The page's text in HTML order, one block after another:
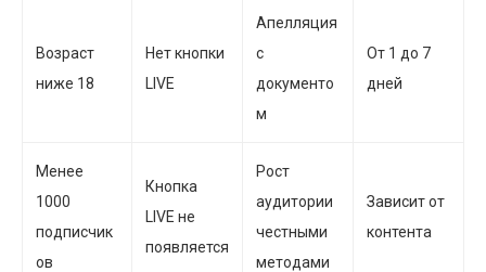
Возраст
ниже 18
Нет кнопки
LIVE
Апелляция
с
документо
м
От 1 до 7
дней
Менее
1000
подписчик
ов
Кнопка
LIVE не
появляется
Рост
аудитории
честными
методами
Зависит от
контента